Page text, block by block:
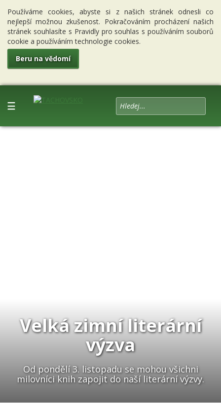
Používáme cookies, abyste si z našich stránek odnesli co
nejlepší možnou zkušenost. Pokračováním procházení našich
stránek souhlasíte s Pravidly pro souhlas s používáním souborů
cookie a používáním technologie cookies.
Beru na vědomí
☰
Velká zimní literární
výzva
Od pondělí 3. listopadu se mohou všichni
milovníci knih zapojit do naší literární výzvy.